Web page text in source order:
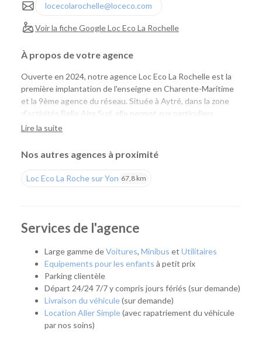
locecolarochelle@loceco.com
Voir la fiche Google Loc Eco La Rochelle
À propos de votre agence
Ouverte en 2024, notre agence Loc Eco La Rochelle est la
première implantation de l'enseigne en Charente-Maritime
et la 9ème agence du réseau. Située à Aytré, dans la zone
d'activités Belle Aire Sud, elle permet aux particuliers
comme aux professionnels de louer facilement une voiture
de tarifs compétitifs et d'un large choix de véhicules.
simplement besoin d'un véhicule pour quelques jours, notre
agence vous accompagne avec une solution adaptée. Son
Aytré, Périgny, Angoulins, Châtelaillon-Plage et les
communes voisines.
Quel véhicule choisir ?
Notre agence propose une flotte complète pour répondre à
tous les usages :
Lire la suite
Nos autres agences à proximité
Loc Eco La Roche sur Yon 67,8 km
Services de l'agence
Large gamme deVoitures, Minibus et Utilitaires
Equipements pour les enfants à petit prix
Parking clientèle
Départ 24/24 7/7 y compris jours fériés (sur demande)
Livraison du véhicule(sur demande)
Location Aller Simple(avec rapatriement du véhicule
par nos soins)